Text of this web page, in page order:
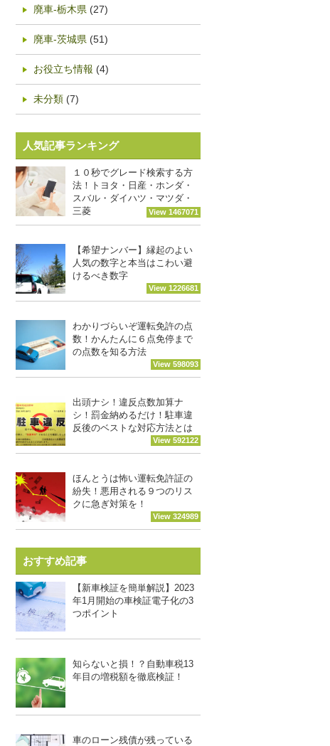
廃車-栃木県 (27)
廃車-茨城県 (51)
お役立ち情報 (4)
未分類 (7)
人気記事ランキング
１０秒でグレード検索する方
法！トヨタ・日産・ホンダ・
スバル・ダイハツ・マツダ・
三菱
View 1467071
【希望ナンバー】縁起のよい
人気の数字と本当はこわい避
けるべき数字
View 1226681
わかりづらいぞ運転免許の点
数！かんたんに６点免停まで
の点数を知る方法
View 598093
出頭ナシ！違反点数加算ナ
シ！罰金納めるだけ！駐車違
反後のベストな対応方法とは
View 592122
ほんとうは怖い運転免許証の
紛失！悪用される９つのリス
クに急ぎ対策を！
View 324989
おすすめ記事
【新車検証を簡単解説】2023
年1月開始の車検証電子化の3
つポイント
知らないと損！？自動車税13
年目の増税額を徹底検証！
車のローン残債が残っている